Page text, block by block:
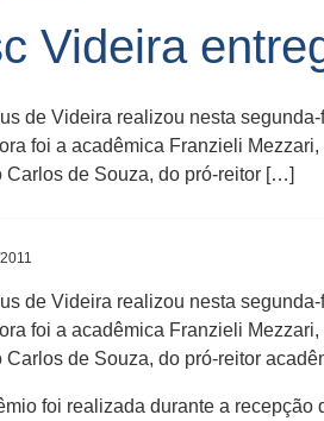
Videira
de Videira realizou nesta
foi a acadêmica Franzieli
Carlos de Souza, do pró-reitor […]
de Videira realizou nesta
foi a acadêmica Franzieli
Carlos de Souza, do pró-reitor
foi realizada durante a